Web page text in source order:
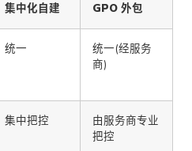
集中化自建 GPO 外包
统一
统一(经服务
商)
集中把控
由服务商专业
把控